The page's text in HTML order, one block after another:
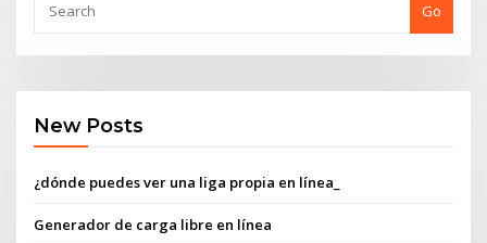
Go
New Posts
¿dónde puedes ver una liga propia en línea_
Generador de carga libre en línea